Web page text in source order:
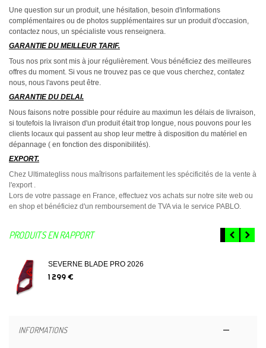
Une question sur un produit, une hésitation, besoin d'informations
complémentaires ou de photos supplémentaires sur un produit d'occasion,
contactez nous, un spécialiste vous renseignera.
GARANTIE DU MEILLEUR TARIF.
Tous nos prix sont mis à jour régulièrement. Vous bénéficiez des meilleures
offres du moment. Si vous ne trouvez pas ce que vous cherchez, contatez
nous, nous l'avons peut être.
GARANTIE DU DELAI.
Nous faisons notre possible pour réduire au maximun les délais de livraison,
si toutefois la livraison d'un produit était trop longue, nous pouvons pour les
clients locaux qui passent au shop leur mettre à disposition du matériel en
dépannage ( en fonction des disponibilités).
EXPORT.
Chez Ultimategliss nous maîtrisons parfaitement les spécificités de la vente à
l'export .
Lors de votre passage en France, effectuez vos achats sur notre site web ou
en shop et bénéficiez d'un remboursement de TVA via le service PABLO.
PRODUITS EN RAPPORT
SEVERNE BLADE PRO 2026
1 299 €
INFORMATIONS